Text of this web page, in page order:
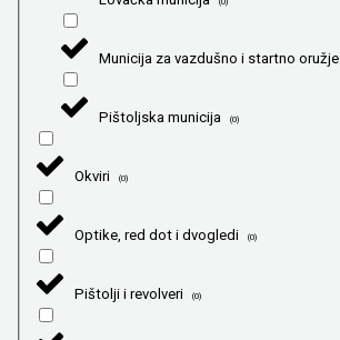
Municija za vazdušno i startno oružje
Pištoljska municija (0)
Okviri (0)
Optike, red dot i dvogledi (0)
Pištolji i revolveri (0)